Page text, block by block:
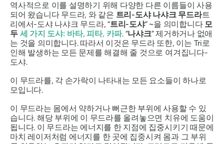
역사적으로 이를 설명하기 위해 다양한 다른 이름들이 사용
되어 왔습니다 무드라, 와 같은 트리-도샤 나샤크 무드라트
리에서-도샤 나샤크 무드라, “트리-도샤”~을 의미합니다 모
두 세 가지 도샤: 바타, 피타, 카파. “나샤크”제거하거나 없애
는 것을 의미합니다. 따라서 이것은 무드라또한, 이는 Tri로
인해 발생하는 모든 문제를 해결해 줄 것으로 여겨집니다-
도샤.
이 무드라를, 각 손가락이 나타내는 모든 요소들이 하나로
모입니다.
이 무드라는 몸에서 약하거나 뻐근한 부위에 사용할 수 있
습니다. 해당 부위에 이 무드라를 올려놓으면 치유에 도움이
됩니다. 이 무드라는 에너지를 한 지점에 집중시키기 때문에
마치 레이저처럼 에너지를 한 곳에 집중시켜 몸과 그 부위